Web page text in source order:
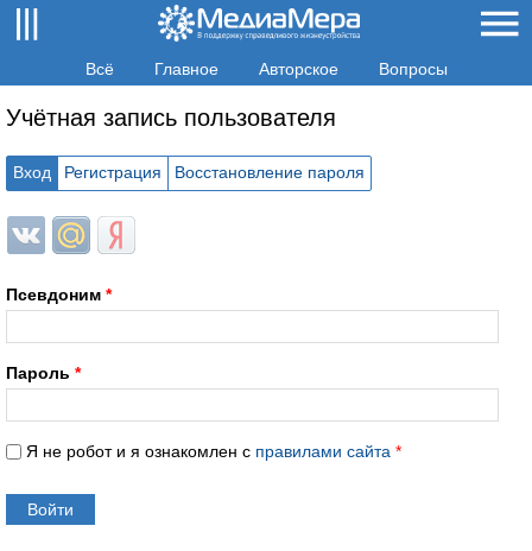
Всё Главное Авторское Вопросы
Учётная запись пользователя
Вход Регистрация Восстановление пароля
Login with ВКонтакте
Login with Mail.ru
Login with Яндекс
Псевдоним *
Пароль *
Я не робот и я ознакомлен с правилами сайта *